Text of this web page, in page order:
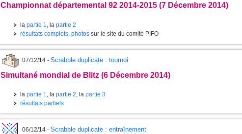
Championnat départemental 92 2014-2015 (7 Décembre 2014)
la partie 1 , la partie 2
résultats complets, photos sur le site du comité PIFO
07/12/14 - Scrabble duplicate : tournoi
Simultané mondial de Blitz (6 Décembre 2014)
la partie 1, la partie 2, la partie 3
résultats partiels
06/12/14 - Scrabble duplicate : entraînement